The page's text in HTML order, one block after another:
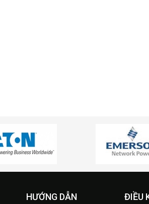
HƯỚNG DẪN ĐIỀU